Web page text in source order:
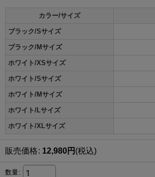
カラー/サイズ
ブラック/Sサイズ
ブラック/Mサイズ
ホワイト/XSサイズ
ホワイト/Sサイズ
ホワイト/Mサイズ
ホワイト/Lサイズ
ホワイト/XLサイズ
販売価格: 12,980円 (税込)
数量: